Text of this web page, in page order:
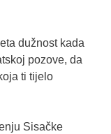
dužnost kada
pozove, da
ti tijelo
Sisačke